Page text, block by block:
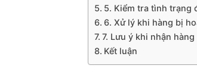
5. Kiểm tra tình trạng
6. Xử lý khi hàng bị
7. Lưu ý khi nhận
Kết luận